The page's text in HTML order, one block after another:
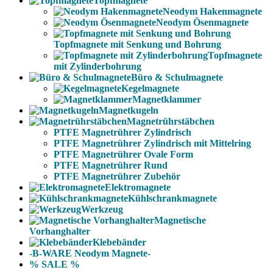
Neodym Hakenmagnete
Neodym Ösenmagnete
Topfmagnete mit Senkung und Bohrung
Topfmagnete
mit Zylinderbohrung
Büro & Schulmagnete
Kegelmagnete
Magnetklammer
Magnetkugeln
Magnetrührstäbchen
PTFE Magnetrührer Zylindrisch
PTFE Magnetrührer Zylindrisch mit Mittelring
PTFE Magnetrührer Ovale Form
PTFE Magnetrührer Rund
PTFE Magnetrührer Zubehör
Elektromagnete
Kühlschrankmagnete
Werkzeug
Magnetische
Vorhanghalter
Klebebänder
-B-WARE Neodym Magnete-
% SALE %